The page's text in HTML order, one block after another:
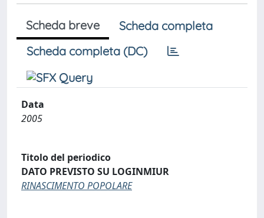
Scheda breve
Scheda completa
Scheda completa (DC)
Data
2005
Titolo del periodico
DATO PREVISTO SU LOGINMIUR
RINASCIMENTO POPOLARE